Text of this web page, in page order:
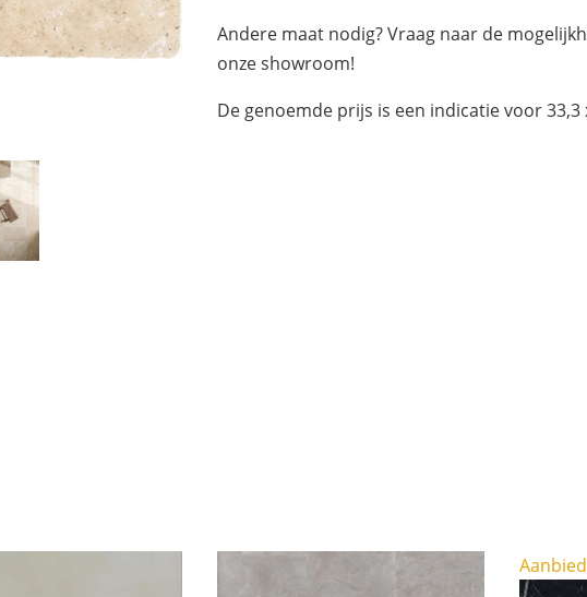
Andere maat nodig? Vraag naar de
onze showroom!
De genoemde prijs is een indicatie voor 33,3